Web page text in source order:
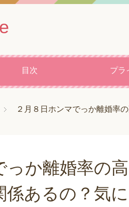
目次 プラ
２月８日ホンマでっか離婚率
っか離婚率の
係あるの？気